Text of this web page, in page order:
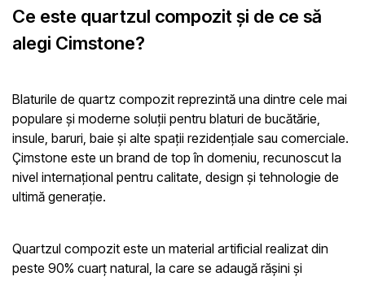
Ce este quartzul compozit și de ce să
alegi Cimstone?
Blaturile de quartz compozit reprezintă una dintre cele mai
populare și moderne soluții pentru blaturi de bucătărie,
insule, baruri, baie și alte spații rezidențiale sau comerciale.
Çimstone este un brand de top în domeniu, recunoscut la
nivel internațional pentru calitate, design și tehnologie de
ultimă generație.
Quartzul compozit este un material artificial realizat din
peste 90% cuarț natural, la care se adaugă rășini și